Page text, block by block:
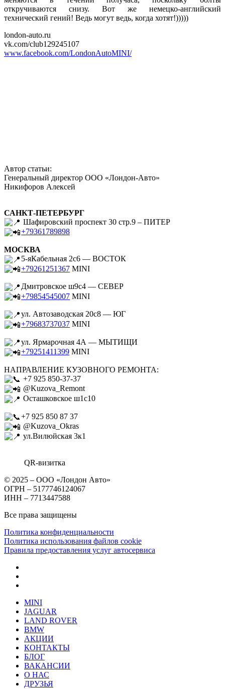
откручиваются снизу. Вот же немецко-английский
технический гений! Ведь могут ведь, когда хотят!)))))
london-auto.ru
vk.com/club129245107
www.facebook.com/LondonAutoMINI/
Автор статьи:
Генеральный директор ООО «Лондон-Авто»
Никифоров Алексей
САНКТ-ПЕТЕРБУРГ
Шафировский проспект 30 стр.9 – ПИТЕР
+79361789898
МОСКВА
5-яКабельная 2с6 — ВОСТОК
+79261251367 MINI
Дмитровское ш9с4 — СЕВЕР
+79854545007 MINI
ул. Автозаводская 20с8 — ЮГ
+79683737037 MINI
ул. Ярмарочная 4А — МЫТИЩИ
+79251411399 MINI
НАПРАВЛЕНИЕ КУЗОВНОГО РЕМОНТА:
+7 925 850-37-37
@Kuzova_Remont
Осташковское ш1с10
+7 925 850 87 37
@Kuzova_Okras
ул.Вилюйская 3к1
QR-визитка
© 2025 – ООО «Лондон Авто»
ОГРН – 5177746124067
ИНН – 7713447588
Все права защищены
Политика конфиденциальности
Политика использования файлов cookie
Правила предоставления услуг автосервиса
MINI
JAGUAR
LAND ROVER
BMW
АКЦИИ
КОНТАКТЫ
БЛОГ
ВАКАНСИИ
О НАС
ДРУЗЬЯ